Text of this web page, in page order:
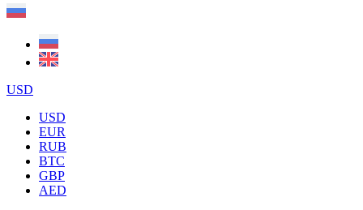
USD
USD
EUR
RUB
BTC
GBP
AED